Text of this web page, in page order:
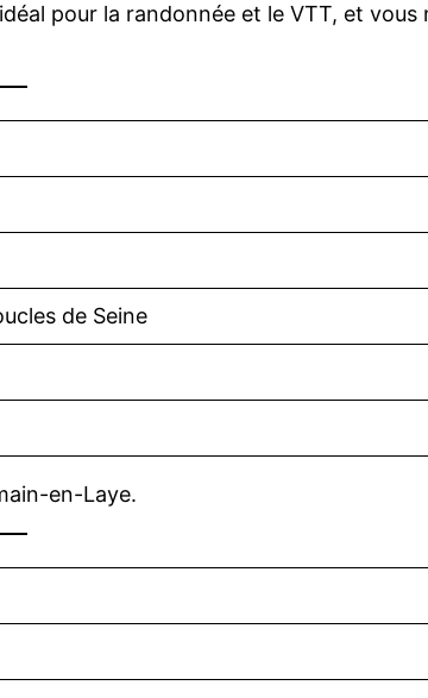
pour la randonnée et le VTT, et vous
de Seine
en-Laye.